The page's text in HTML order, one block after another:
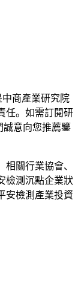
商產業研究院
任。如需訂閱研
誠意向您推薦鑒
關行業協會、
檢測沉點企業狀
安檢測產業投資